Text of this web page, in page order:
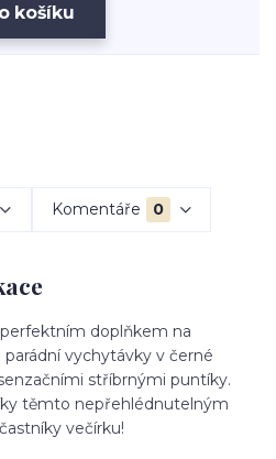
košíku
Komentáře 0
doplňkem na
vychytávky v černé
stříbrnými puntíky.
těmto nepřehlédnutelným
večírku!